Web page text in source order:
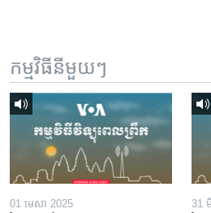
កម្មវិធី​នីមួយៗ
01 មេសា 2025 31